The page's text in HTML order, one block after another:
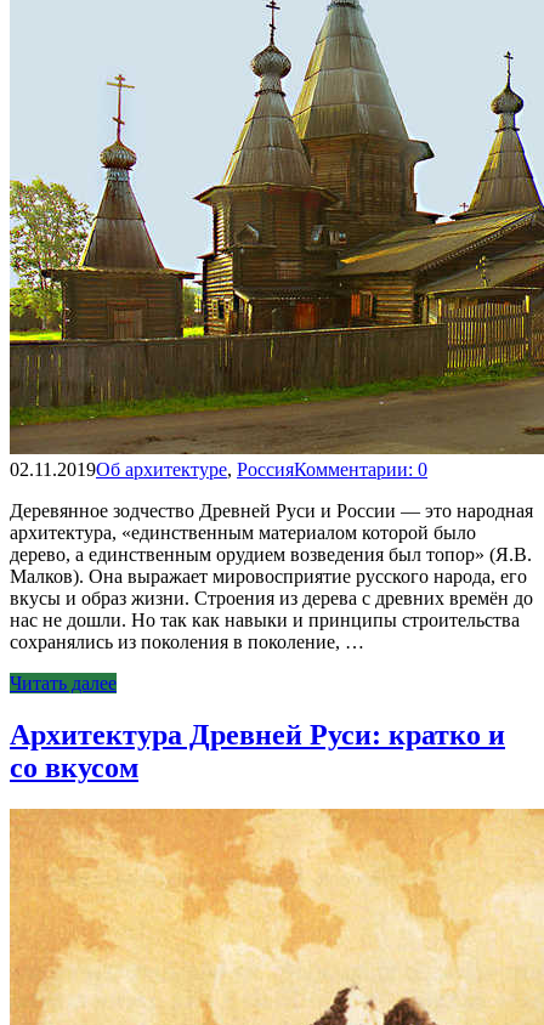
02.11.2019Об архитектуре, РоссияКомментарии: 0
Деревянное зодчество Древней Руси и России — это народная
архитектура, «единственным материалом которой было
дерево, а единственным орудием возведения был топор» (Я.В.
Малков). Она выражает мировосприятие русского народа, его
вкусы и образ жизни. Строения из дерева c древних времён до
нас не дошли. Но так как навыки и принципы строительства
сохранялись из поколения в поколение, …
Читать далее
Архитектура Древней Руси: кратко и
со вкусом